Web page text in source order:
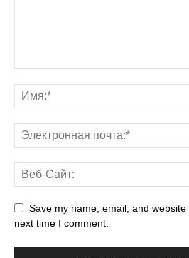
Save my name, email, and
next time I comment.